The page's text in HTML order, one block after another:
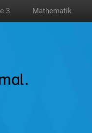
3 Mathematik